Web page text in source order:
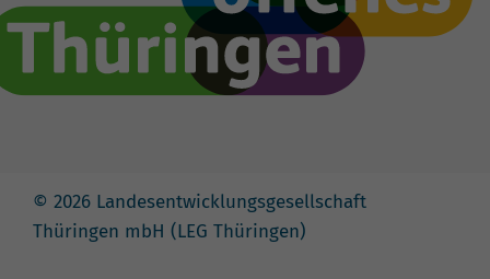
© 2026 Landesentwicklungsgesellschaft
Thüringen mbH (LEG Thüringen)